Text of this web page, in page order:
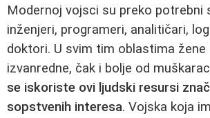
Modernoj vojsci su preko potrebni
inženjeri, programeri, analitičari,
doktori. U svim tim oblastima žene
izvanredne, čak i bolje od
se iskoriste ovi ljudski resursi
sopstvenih interesa. Vojska koja